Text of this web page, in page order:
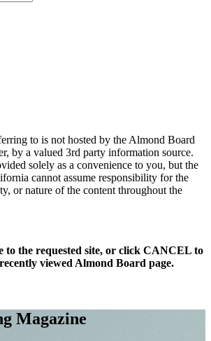
to is not hosted by the Almond Board
by a valued 3rd party information source.
solely as a convenience to you, but the
cannot assume responsibility for the
or nature of the content throughout the
to the requested site, or click CANCEL to
viewed Almond Board page.
Magazine